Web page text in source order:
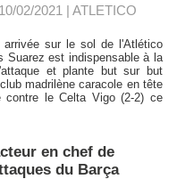
02/2021 |ATLETICO
arrivée sur le sol de l'Atlético
Suarez est indispensable à la
et plante but sur but
madrilène caracole en tête
contre le Celta Vigo (2-2) ce
en chef de
du Barça